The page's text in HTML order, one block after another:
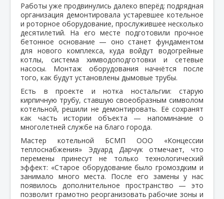
Работы уже продвинулись далеко вперёд: подрядная
организация демонтировала устаревшее котельное
и роторное оборудование, прослужившее несколько
десятилетий. На его месте подготовили прочное
бетонное основание — оно станет фундаментом
для нового комплекса, куда войдут водогрейные
котлы, система химводоподготовки и сетевые
насосы. Монтаж оборудования начнётся после
того, как будут установлены дымовые трубы.
Есть в проекте и нотка ностальгии: старую
кирпичную трубу, ставшую своеобразным символом
котельной, решили не демонтировать. Её сохранят
как часть истории объекта — напоминание о
многолетней службе на благо города.
Мастер котельной БСМП ООО «Концессии
теплоснабжения» Эдуард Дарчук отмечает, что
перемены принесут не только технологический
эффект: «Старое оборудование было громоздким и
занимало много места. После его замены у нас
появилось дополнительное пространство — это
позволит грамотно реорганизовать рабочие зоны и